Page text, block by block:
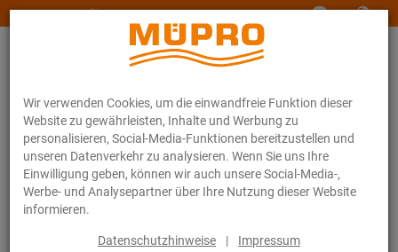
Wir verwenden Cookies, um die einwandfreie Funktion dieser
Website zu gewährleisten, Inhalte und Werbung zu
personalisieren, Social-Media-Funktionen bereitzustellen und
unseren Datenverkehr zu analysieren. Wenn Sie uns Ihre
Einwilligung geben, können wir auch unsere Social-Media-,
Werbe- und Analysepartner über Ihre Nutzung dieser Website
informieren.
Datenschutzhinweise | Impressum
www.muepro-maritim.com
Online-Katalog Befestigungstechnik
Rohrschellen
Schraubrohrschellen